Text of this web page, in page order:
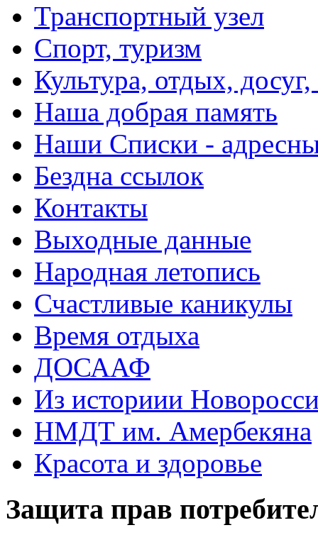
Транспортный узел
Спорт, туризм
Культура, отдых,
Наша добрая память
Наши Списки -
Бездна ссылок
Контакты
Выходные данные
Народная летопись
Счастливые каникулы
Время отдыха
ДОСААФ
Из историии
НМДТ им. Амербекяна
Красота и здоровье
Защита прав